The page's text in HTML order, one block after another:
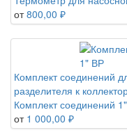
от 800,00 ₽
Комплект соединений
разделителя к
Комплект соединений
от 1 000,00 ₽